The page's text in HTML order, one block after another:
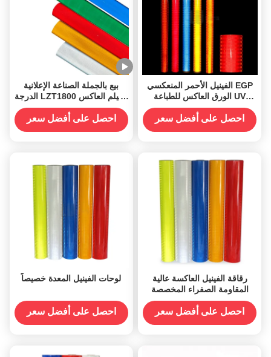
بيع بالجملة الصناعة الإعلانية
الدرجة LZT1800 الفيلم العاكس
الأكريليك الفينيل ورقة عاكسة
لعلامة المرور على الطرق
احصل على أفضل سعر
الفينيل الأحمر المنعكسي EGP
الورق العاكس للطباعة UV
للمذيب البيئي
احصل على أفضل سعر
لوحات الفينيل المعدة خصيصاً
احصل على أفضل سعر
رقاقة الفينيل العاكسة عالية
المقاومة الصفراء المخصصة
احصل على أفضل سعر